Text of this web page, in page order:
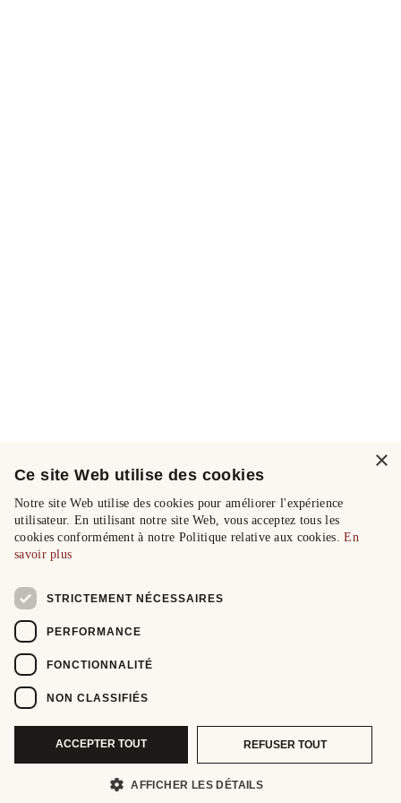
×
Ce site Web utilise des cookies
Notre site Web utilise des cookies pour améliorer l'expérience
utilisateur. En utilisant notre site Web, vous acceptez tous les
cookies conformément à notre Politique relative aux cookies.En
savoir plus
STRICTEMENT NÉCESSAIRES
PERFORMANCE
FONCTIONNALITÉ
NON CLASSIFIÉS
ACCEPTER TOUT REFUSER TOUT
AFFICHER LES DÉTAILS